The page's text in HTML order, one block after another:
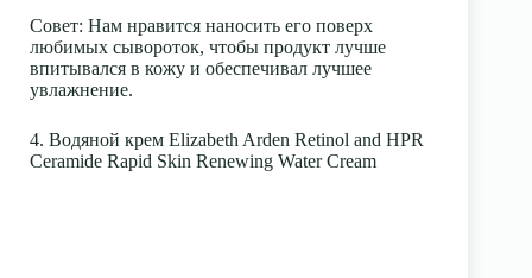
Совет: Нам нравится наносить его поверх
любимых сывороток, чтобы продукт лучше
впитывался в кожу и обеспечивал лучшее
увлажнение.
4. Водяной крем Elizabeth Arden Retinol and HPR
Ceramide Rapid Skin Renewing Water Cream